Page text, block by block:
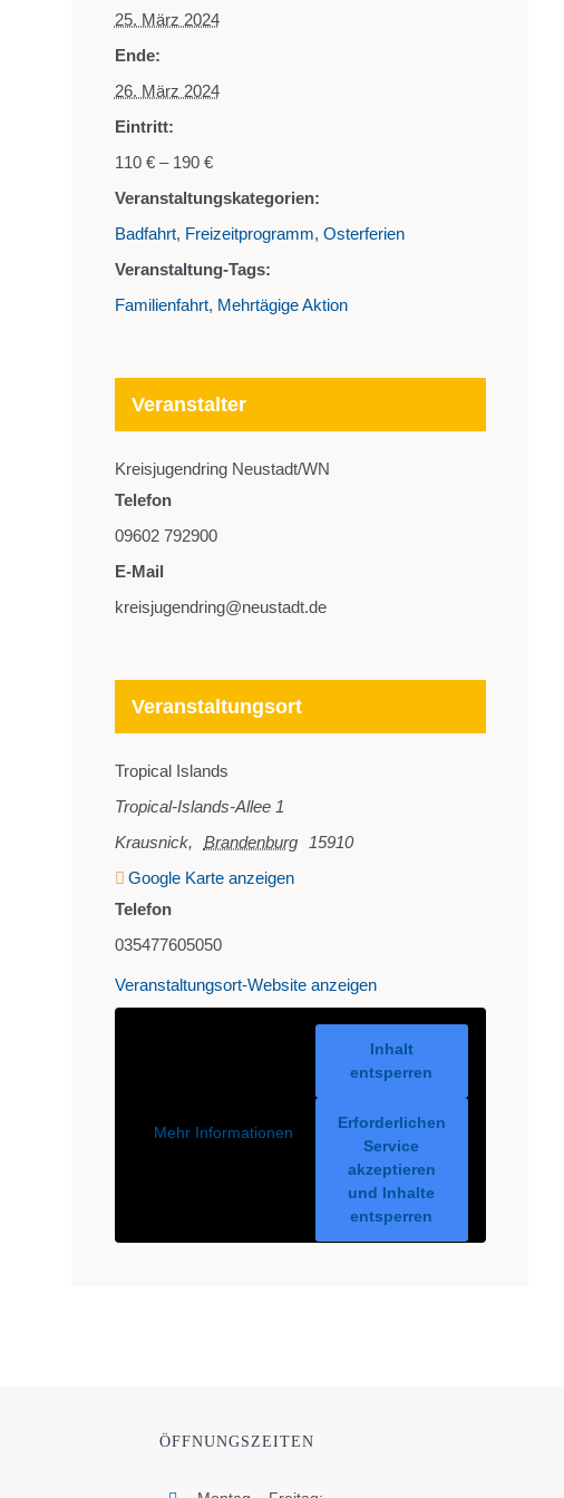
25. März 2024
Ende:
26. März 2024
Eintritt:
110 € – 190 €
Veranstaltungskategorien:
Badfahrt, Freizeitprogramm, Osterferien
Veranstaltung-Tags:
Familienfahrt, Mehrtägige Aktion
Veranstalter
Kreisjugendring Neustadt/WN
Telefon
09602 792900
E-Mail
kreisjugendring@neustadt.de
Veranstaltungsort
Tropical Islands
Tropical-Islands-Allee 1
Krausnick, Brandenburg
15910
Google Karte anzeigen
Telefon
035477605050
Veranstaltungsort-Website anzeigen
Mehr Informationen
Inhalt
entsperren
Erforderlichen
Service
akzeptieren
und Inhalte
entsperren
ÖFFNUNGSZEITEN